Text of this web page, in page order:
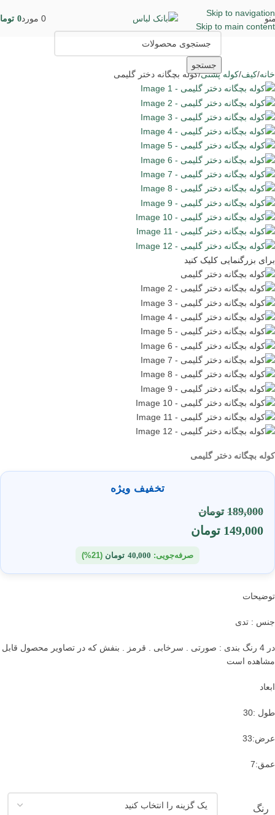
Skip to navigation
Skip to main content
0 مورد0
جستجو
خانه کیف کوله پشتی کوله بچگانه دختر گلیمی
برای بزرگنمایی کلیک کنید
کوله بچگانه دختر گلیمی
تخفیف ویژه
189,000 تومان
149,000 تومان
صرفه‌جویی: 40,000 تومان (21%)
توضیحات
جنس : تدی
در 4 رنگ بندی : صورتی . سرخابی . قرمز . بنفش که در تصاویر محصول قابل
مشاهده است
ابعاد
طول :30
عرض:33
عمق:7
رنگ